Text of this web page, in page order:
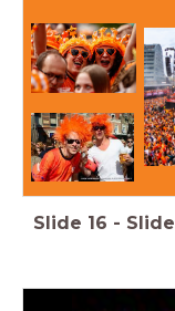
Slide 16 - Slide